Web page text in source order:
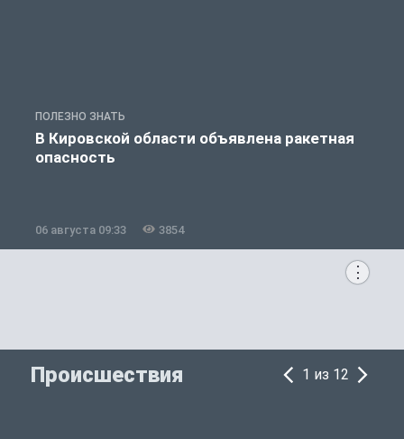
ПОЛЕЗНО ЗНАТЬ
В Кировской области объявлена ракетная
опасность
06 августа 09:33 3854
Происшествия 1 из 12